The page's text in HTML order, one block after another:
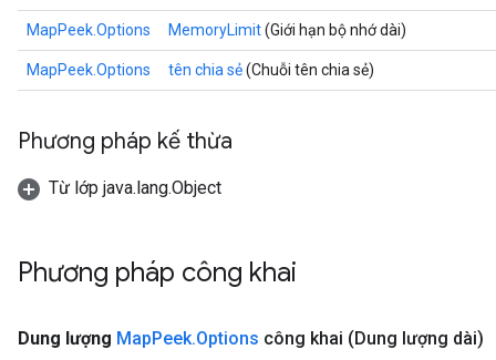
MapPeek.Options MemoryLimit(Giới hạn bộ nhớ dài)
MapPeek.Options tên chia sẻ(Chuỗi tên chia sẻ)
Phương pháp kế thừa
Từ lớp java.lang.Object
Phương pháp công khai
Dung lượng MapPeek.Options công khai (Dung lượng dài)